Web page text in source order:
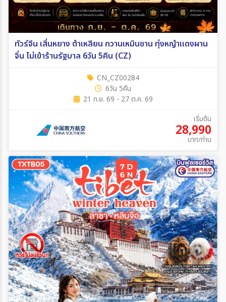
ทัวร์จีน เสิ่นหยาง ต้าเหลียน กวานเหมินซาน ทุ่งหญ้าแดงผาน
จิ่น ไม่เข้าร้านรัฐบาล 6วัน 5คืน (CZ)
CN_CZ00284
6วัน 5คืน
21 ก.ย. 69 - 27 ต.ค. 69
เริ่มต้น
28,990
บาท/ท่าน